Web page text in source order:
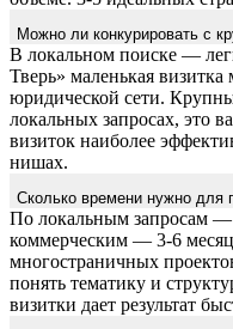
Можно ли конкурировать с
В локальном поиске —
Тверь» маленькая
юридической сети.
локальных запросах, это
визиток наиболее
нишах.
Сколько времени нужно для
По локальным запросам
коммерческим — 3-6
многостраничных
понять тематику и
визитки дает результат